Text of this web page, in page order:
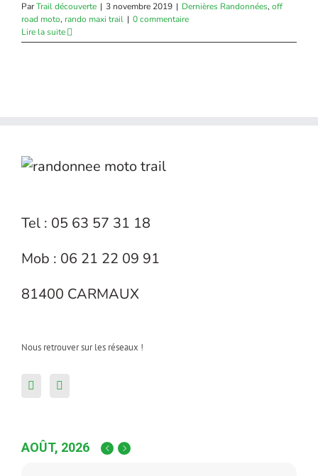
ParTrail découverte | 3 novembre 2019 | Dernières Randonnées, off
road moto, rando maxi trail | 0 commentaire
Lire la suite
Tel : 05 63 57 31 18
Mob : 06 21 22 09 91
81400 CARMAUX
Nous retrouver sur les réseaux !
AOÛT, 2026